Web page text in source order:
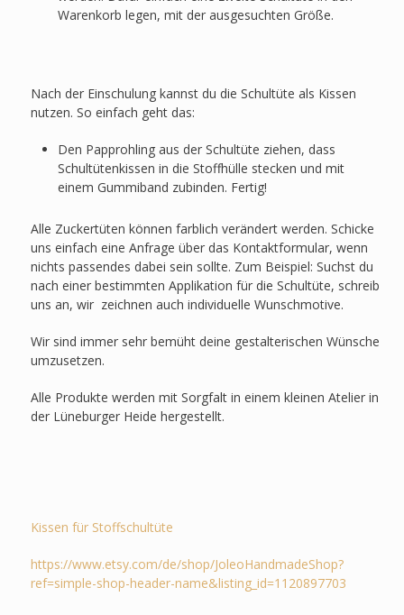
Warenkorb legen, mit der ausgesuchten Größe.
Nach der Einschulung kannst du die Schultüte als Kissen
nutzen. So einfach geht das:
Den Papprohling aus der Schultüte ziehen, dass
Schultütenkissen in die Stoffhülle stecken und mit
einem Gummiband zubinden. Fertig!
Alle Zuckertüten können farblich verändert werden. Schicke
uns einfach eine Anfrage über das Kontaktformular, wenn
nichts passendes dabei sein sollte. Zum Beispiel: Suchst du
nach einer bestimmten Applikation für die Schultüte, schreib
uns an, wir zeichnen auch individuelle Wunschmotive.
Wir sind immer sehr bemüht deine gestalterischen Wünsche
umzusetzen.
Alle Produkte werden mit Sorgfalt in einem kleinen Atelier in
der Lüneburger Heide hergestellt.
Kissen für Stoffschultüte
https://www.etsy.com/de/shop/JoleoHandmadeShop?
ref=simple-shop-header-name&listing_id=1120897703